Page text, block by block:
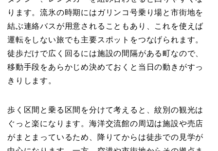
ります。流氷の時期にはガリンコ号乗り場と市街地を
結ぶ連絡バスが用意されることもあり、これを使えば
運転をしない旅でも主要スポットをつなげられます。
徒歩だけで広く回るには施設の間隔がある町なので、
移動手段をあらかじめ決めておくと当日の動きがすっ
きりします。
歩く区間と乗る区間を分けて考えると、紋別の観光は
ぐっと楽になります。海洋交流館の周辺は施設や売店
がまとまっているため、降りてからは徒歩での見学が